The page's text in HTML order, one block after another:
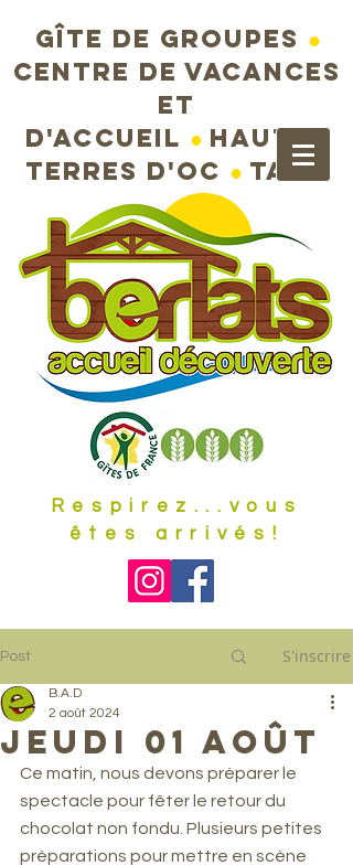
Gîte de groupes ●
Centre de vacances
et
d'accueil ● Hautes
terres d'Oc ●Tarn
Respirez...vous
êtes arrivés!
Post S'inscrire
Jeudi 01 août
B.A.D
2 août 2024
Ce matin, nous devons préparer le
spectacle pour fêter le retour du
chocolat non fondu. Plusieurs petites
préparations pour mettre en scène